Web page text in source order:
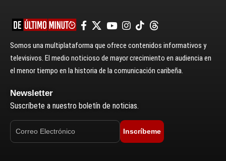
Somos una multiplataforma que ofrece contenidos informativos y
televisivos. El medio noticioso de mayor crecimiento en audiencia en
el menor tiempo en la historia de la comunicación caribeña.
Newsletter
Suscríbete a nuestro boletín de noticias.
Inscríbeme